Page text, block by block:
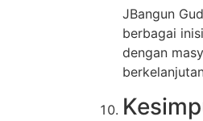
JBangun
berbagai
dengan